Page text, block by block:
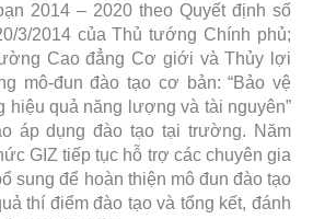
2014 – 2020 theo Quyết định số
3/2014 của Thủ tướng Chính phủ;
Cao đẳng Cơ giới và Thủy lợi
mô-đun đào tạo cơ bản: “Bảo vệ
hiệu quả năng lượng và tài nguyên”
áp dụng đào tạo tại trường. Năm
GIZ tiếp tục hỗ trợ các chuyên gia
sung để hoàn thiện mô đun đào tạo
thí điểm đào tạo và tổng kết, đánh